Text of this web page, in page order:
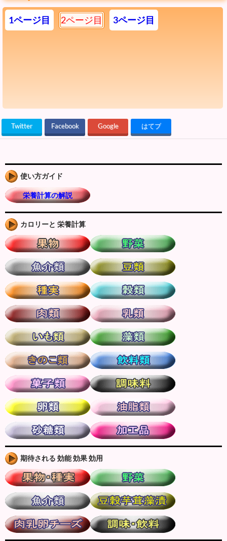
1ページ目 2ページ目 3ページ目
Twitter Facebook Google はてブ
使い方ガイド
栄養計算の解説
カロリーと 栄養計算
期待される 効能 効果 効用